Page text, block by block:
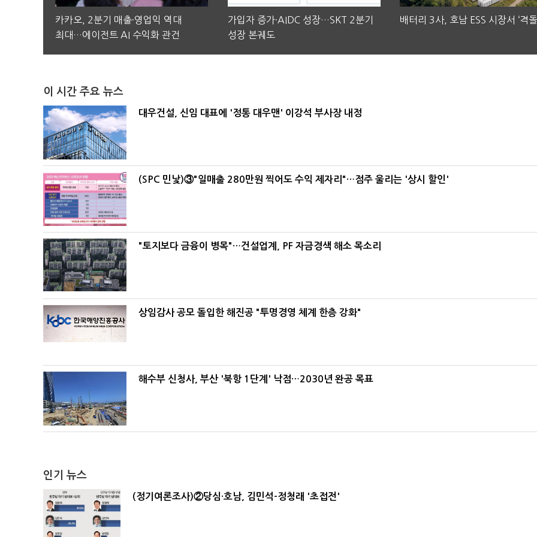
카카오, 2분기 매출·영업익 역대
최대…에이전트 AI 수익화 관건
가입자 증가·AIDC 성장…SKT 2분기
성장 본궤도
배터리 3사, 호남 ESS 시장서 ‘격돌
이 시간 주요 뉴스
대우건설, 신임 대표에 '정통 대우맨' 이강석 부사장 내정
(SPC 민낯)③"일매출 280만원 찍어도 수익 제자리"…점주 울리는 '상시 할인'
"토지보다 금융이 병목"…건설업계, PF 자금경색 해소 목소리
상임감사 공모 돌입한 해진공 "투명경영 체계 한층 강화"
해수부 신청사, 부산 '북항 1단계' 낙점…2030년 완공 목표
인기 뉴스
(정기여론조사)②당심·호남, 김민석-정청래 '초접전'